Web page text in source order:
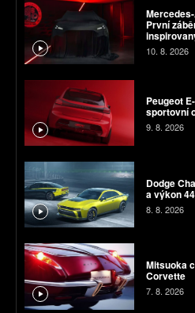
První
10. 8. 2026
Peugeot
sportovní
9. 8. 2026
Dodge
a výkon
8. 8. 2026
Mitsuoka
Corvette
7. 8. 2026